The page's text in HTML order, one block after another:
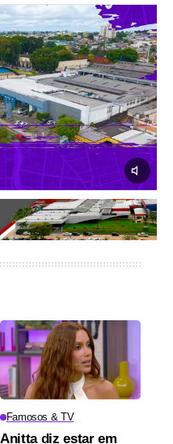
Famosos & TV
Anitta diz estar em